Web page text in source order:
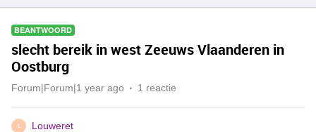
BEANTWOORD
slecht bereik in west Zeeuws Vlaanderen in
Oostburg
Forum|Forum|1 year ago 1 reactie
L Louweret